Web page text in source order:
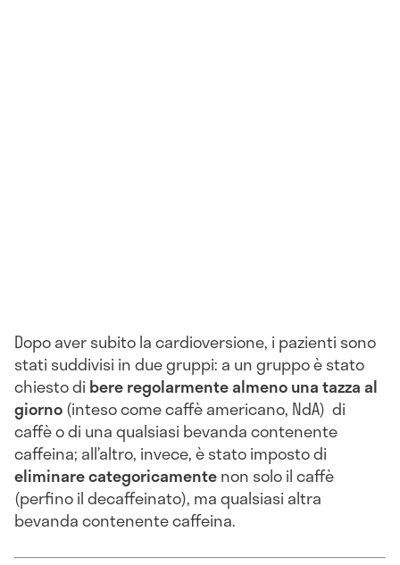
Dopo aver subito la cardioversione, i pazienti sono
stati suddivisi in due gruppi: a un gruppo è stato
chiesto di bere regolarmente almeno una tazza al
giorno(inteso come caffè americano, NdA) di
caffè o di una qualsiasi bevanda contenente
caffeina; all’altro, invece, è stato imposto di
eliminare categoricamentenon solo il caffè
(perfino il decaffeinato), ma qualsiasi altra
bevanda contenente caffeina.